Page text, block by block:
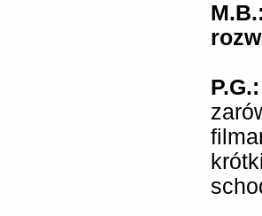
P.G.: